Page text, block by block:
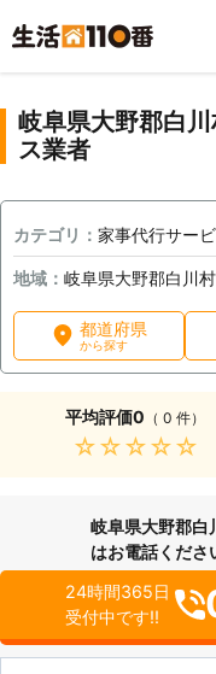
岐阜県大野郡白
ス業者
カテゴリ： 家事代行サー
地域： 岐阜県大野郡白川村
都道府県
から探す
平均評価0 （ 0 件）
★★★★★
岐阜県大野郡白
はお電話くださ
24時間365日
受付中です!!